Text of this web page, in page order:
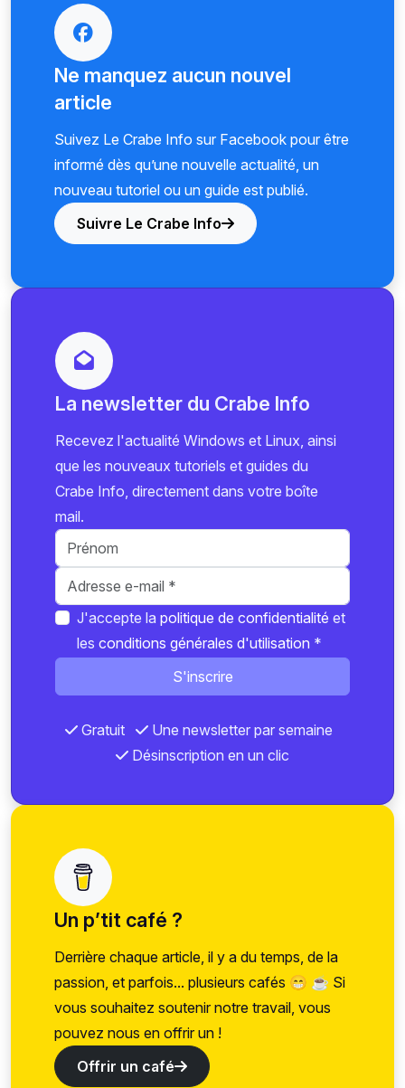
Ne manquez aucun nouvel
article
Suivez Le Crabe Info sur Facebook pour être
informé dès qu’une nouvelle actualité, un
nouveau tutoriel ou un guide est publié.
Suivre Le Crabe Info
La newsletter du Crabe Info
Recevez l'actualité Windows et Linux, ainsi
que les nouveaux tutoriels et guides du
Crabe Info, directement dans votre boîte
mail.
J'accepte la politique de confidentialité et
les conditions générales d'utilisation *
S'inscrire
Gratuit
Une newsletter par semaine
Désinscription en un clic
Un p’tit café ?
Derrière chaque article, il y a du temps, de la
passion, et parfois... plusieurs cafés 😁 ☕ Si
vous souhaitez soutenir notre travail, vous
pouvez nous en offrir un !
Offrir un café